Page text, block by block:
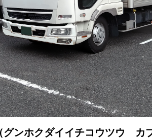
ンホクダイイチコウツウ カ